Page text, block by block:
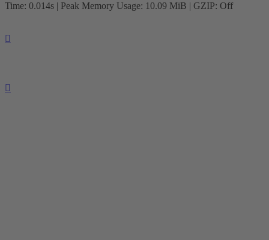
Time: 0.014s | Peak Memory Usage: 10.09 MiB | GZIP: Off